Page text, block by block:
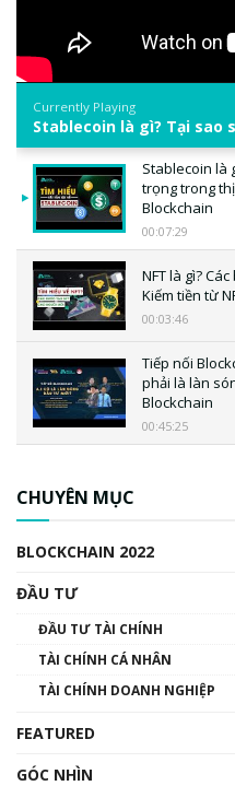
Currently Playing
Stablecoin là
trọng trong
Blockchain
00:07:29
NFT là gì?
Kiếm tiền từ
00:03:46
Tiếp nối
phải là làn
Blockchain
00:45:25
00:02:14
Nhìn lại năm
đến hệ sinh
CHUYÊN MỤC
BLOCKCHAIN 2022
ĐẦU TƯ
ĐẦU TƯ TÀI CHÍNH
TÀI CHÍNH CÁ NHÂN
TÀI CHÍNH DOANH NGHIỆP
FEATURED
GÓC NHÌN